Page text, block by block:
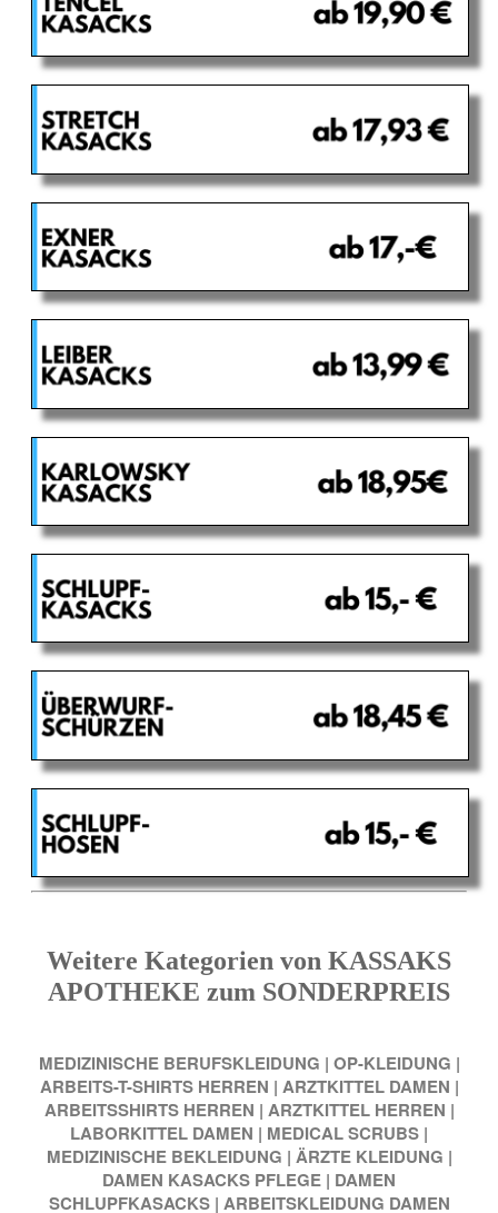
Weitere Kategorien von KASSAKS
APOTHEKE zum SONDERPREIS
MEDIZINISCHE BERUFSKLEIDUNG | OP-KLEIDUNG |
ARBEITS-T-SHIRTS HERREN | ARZTKITTEL DAMEN |
ARBEITSSHIRTS HERREN | ARZTKITTEL HERREN |
LABORKITTEL DAMEN | MEDICAL SCRUBS |
MEDIZINISCHE BEKLEIDUNG | ÄRZTE KLEIDUNG |
DAMEN KASACKS PFLEGE | DAMEN
SCHLUPFKASACKS | ARBEITSKLEIDUNG DAMEN